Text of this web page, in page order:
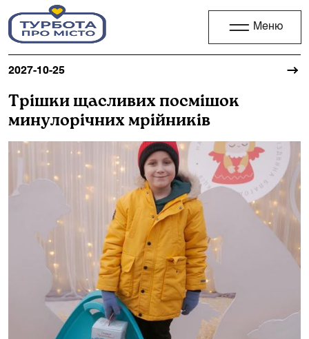
Меню
2027-10-25
Трішки щасливих посмішок
минулорічних мрійників